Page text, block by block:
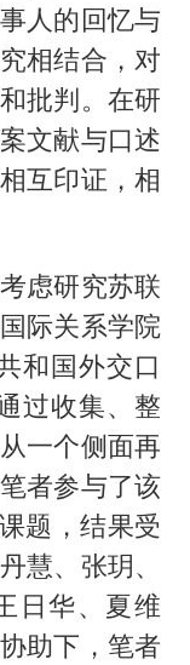
人的回忆与
相结合，对
批判。在研
文献与口述
互印证，相
虑研究苏联
际关系学院
和国外交口
过收集、整
一个侧面再
者参与了该
题，结果受
慧、张玥、
日华、夏维
助下，笔者